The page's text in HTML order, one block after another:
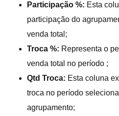
Participação %: Esta
participação do
venda total;
Troca %: Representa o
venda total no período ;
Qtd Troca: Esta coluna
troca no período
agrupamento;